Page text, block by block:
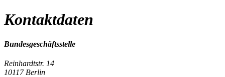
Kontaktdaten
Bundesgeschäftsstelle
Reinhardtstr. 14
10117 Berlin